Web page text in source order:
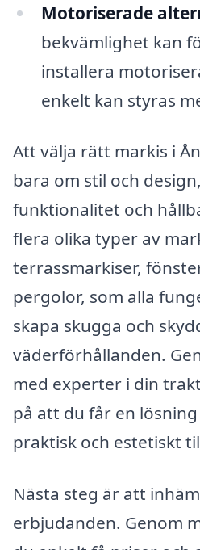
Motoriserade
bekvämlighet kan
installera
enkelt kan styras
Att välja rätt markis i
bara om stil och
funktionalitet och
flera olika typer av
terrassmarkiser,
pergolor, som alla
skapa skugga och
väderförhållanden.
med experter i din
på att du får en
praktisk och estetiskt
Nästa steg är att
erbjudanden. Genom